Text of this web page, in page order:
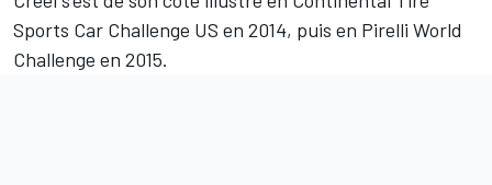
Sports Car Challenge US en 2014, puis en Pirelli World
Challenge en 2015.